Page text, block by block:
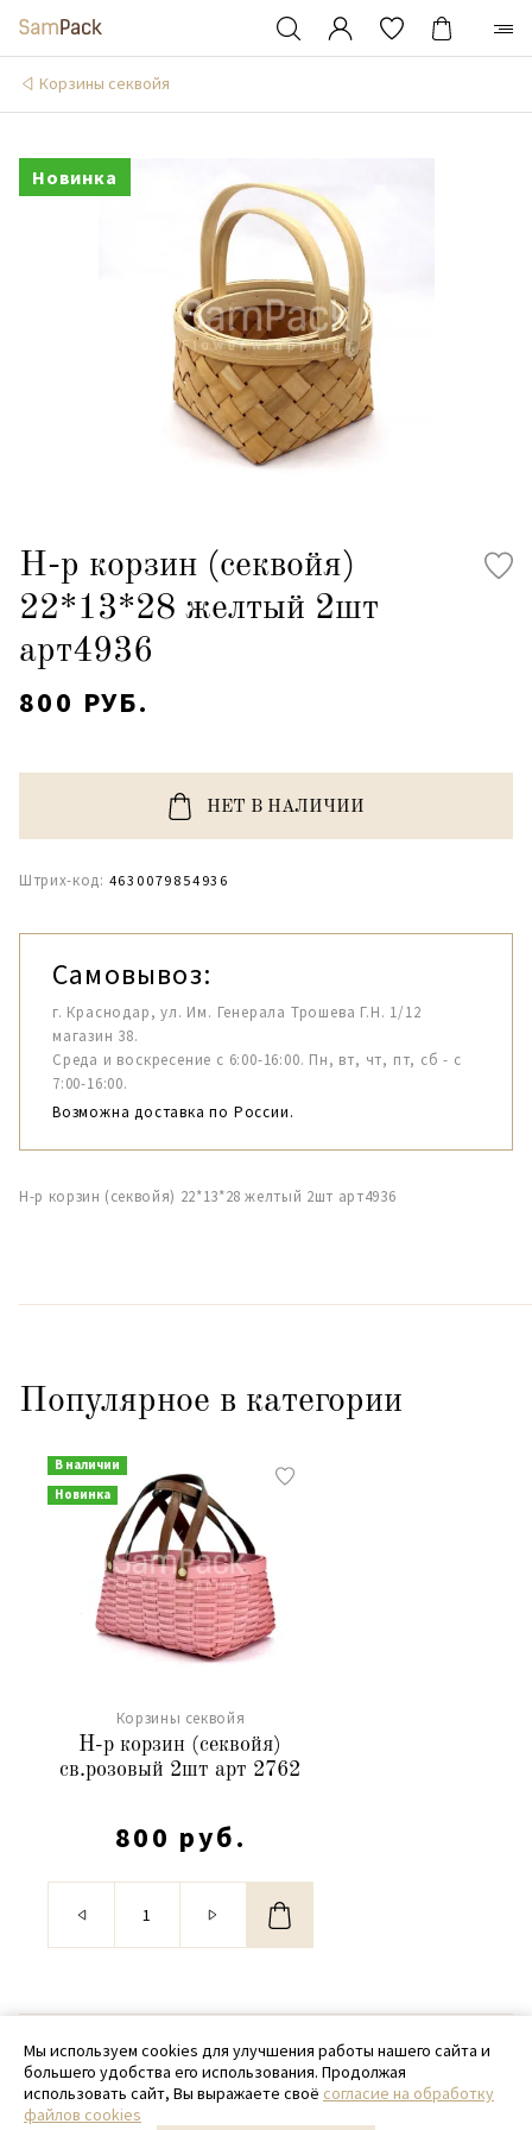
Корзины секвойя
Новинка
Н-р корзин (секвойя)
22*13*28 желтый 2шт
арт4936
800 РУБ.
НЕТ В НАЛИЧИИ
Штрих-код: 4630079854936
Самовывоз:
г. Краснодар, ул. Им. Генерала Трошева Г.Н. 1/12
магазин 38.
Среда и воскресение с 6:00-16:00. Пн, вт, чт, пт, сб - с
7:00-16:00.
Возможна доставка по России.
Н-р корзин (секвойя) 22*13*28 желтый 2шт арт4936
Популярное в категории
В наличии
Новинка
Корзины секвойя
Н-р корзин (секвойя)
св.розовый 2шт арт 2762
800 руб.
© 2020 - 2026 SamPack
+ 7 (918) 699-97-87
zakaz@sampack.store
Мы используем cookies для улучшения работы нашего сайта и
большего удобства его использования. Продолжая
использовать сайт, Вы выражаете своё согласие на обработку
файлов cookies